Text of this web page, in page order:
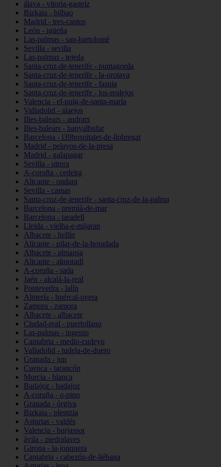
álava - vitoria-gasteiz
Bizkaia - bilbao
Madrid - tres-cantos
León - igüeña
Las-palmas - san-bartolomé
Sevilla - sevilla
Las-palmas - tejeda
Santa-cruz-de-tenerife - puntagorda
Santa-cruz-de-tenerife - la-orotava
Santa-cruz-de-tenerife - fasnia
Santa-cruz-de-tenerife - los-realejos
Valencia - el-puig-de-santa-maría
Valladolid - alaejos
Illes-balears - andratx
Illes-balears - banyalbufar
Barcelona - l39hospitalet-de-llobregat
Madrid - pelayos-de-la-presa
Madrid - galapagar
Sevilla - utrera
A-coruña - cedeira
Alicante - ondara
Sevilla - camas
Santa-cruz-de-tenerife - santa-cruz-de-la-palma
Barcelona - premià-de-mar
Barcelona - taradell
Lleida - vielha-e-mijaran
Albacete - hellín
Alicante - pilar-de-la-horadada
Albacete - almansa
Alicante - almoradí
A-coruña - sada
Jaén - alcalá-la-real
Pontevedra - lalín
Almería - huércal-overa
Zamora - zamora
Albacete - albacete
Ciudad-real - puertollano
Las-palmas - ingenio
Cantabria - medio-cudeyo
Valladolid - tudela-de-duero
Granada - jun
Cuenca - tarancón
Murcia - blanca
Badajoz - badajoz
A-coruña - o-pino
Granada - órgiva
Bizkaia - plentzia
Asturias - valdés
Valencia - burjassot
ávila - piedralaves
Girona - la-jonquera
Cantabria - cabezón-de-liébana